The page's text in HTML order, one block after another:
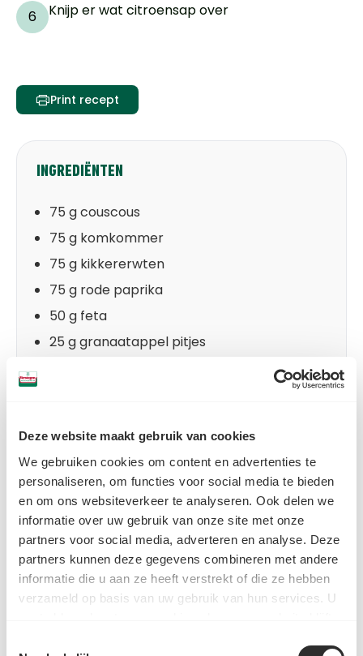
Deze website maakt gebruik van cookies
We gebruiken cookies om content en advertenties te
personaliseren, om functies voor social media te bieden
en om ons websiteverkeer te analyseren. Ook delen we
informatie over uw gebruik van onze site met onze
partners voor social media, adverteren en analyse. Deze
partners kunnen deze gegevens combineren met andere
informatie die u aan ze heeft verstrekt of die ze hebben
verzameld op basis van uw gebruik van hun services. U
6 Knijp er wat citroensap over
Print recept
INGREDIËNTEN
75 g couscous
75 g komkommer
75 g kikkererwten
75 g rode paprika
50 g feta
25 g granaatappel pitjes
1 el Spice Up – Morrocas Couscous Bowl
PRODUCT GEBRUIKT IN DIT RECEPT
Spice Up - Moroccan
Couscous Bowl - Potje
€3,19
Voeg toe